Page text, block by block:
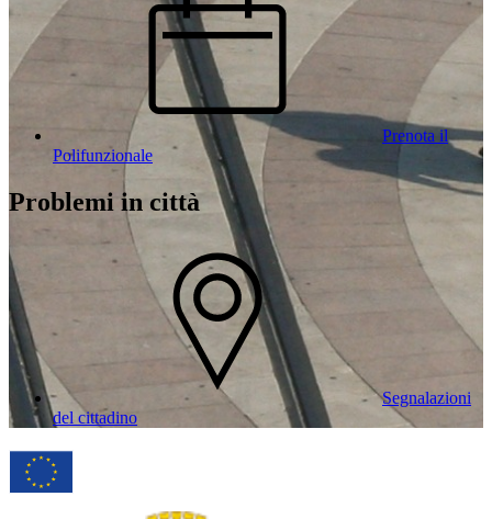
Prenota il
Polifunzionale
Problemi in città
Segnalazioni
del cittadino